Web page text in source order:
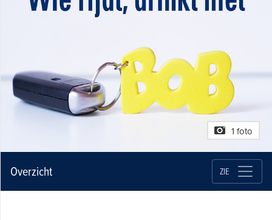
1 foto
Overzicht ZIE